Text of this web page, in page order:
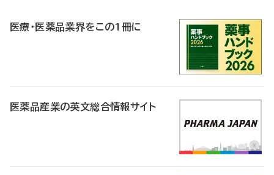
医療・医薬品業界をこの1冊に
医薬品産業の英文総合情報サイト